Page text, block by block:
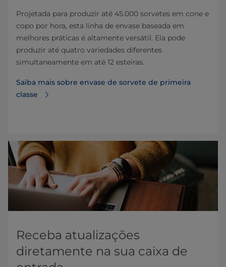
Projetada para produzir até 45.000 sorvetes em cone e
copo por hora, esta linha de envase baseada em
melhores práticas é altamente versátil. Ela pode
produzir até quatro variedades diferentes
simultaneamente em até 12 esteiras.
Saiba mais sobre envase de sorvete de primeira
classe
Receba atualizações
diretamente na sua caixa de